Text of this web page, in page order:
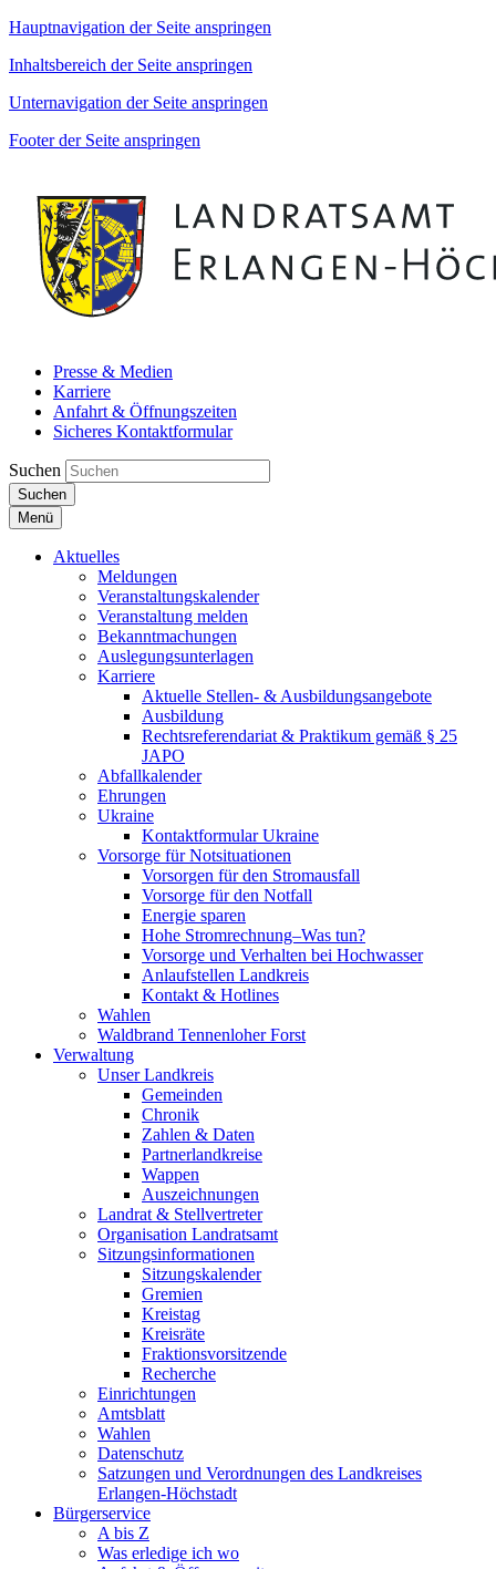
Hauptnavigation der Seite anspringen
Inhaltsbereich der Seite anspringen
Unternavigation der Seite anspringen
Footer der Seite anspringen
Presse & Medien
Karriere
Anfahrt & Öffnungszeiten
Sicheres Kontaktformular
Suchen
Suchen
Menü
Aktuelles
Meldungen
Veranstaltungskalender
Veranstaltung melden
Bekanntmachungen
Auslegungsunterlagen
Karriere
Aktuelle Stellen- & Ausbildungsangebote
Ausbildung
Rechtsreferendariat & Praktikum gemäß § 25
JAPO
Abfallkalender
Ehrungen
Ukraine
Kontaktformular Ukraine
Vorsorge für Notsituationen
Vorsorgen für den Stromausfall
Vorsorge für den Notfall
Energie sparen
Hohe Stromrechnung–Was tun?
Vorsorge und Verhalten bei Hochwasser
Anlaufstellen Landkreis
Kontakt & Hotlines
Wahlen
Waldbrand Tennenloher Forst
Verwaltung
Unser Landkreis
Gemeinden
Chronik
Zahlen & Daten
Partnerlandkreise
Wappen
Auszeichnungen
Landrat & Stellvertreter
Organisation Landratsamt
Sitzungsinformationen
Sitzungskalender
Gremien
Kreistag
Kreisräte
Fraktionsvorsitzende
Recherche
Einrichtungen
Amtsblatt
Wahlen
Datenschutz
Satzungen und Verordnungen des Landkreises
Erlangen-Höchstadt
Bürgerservice
A bis Z
Was erledige ich wo